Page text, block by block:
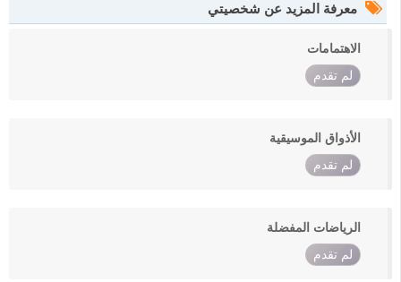
معرفة المزيد عن شخصيتي
الاهتمامات
لم تقدم
الأذواق الموسيقية
لم تقدم
الرياضات المفضلة
لم تقدم